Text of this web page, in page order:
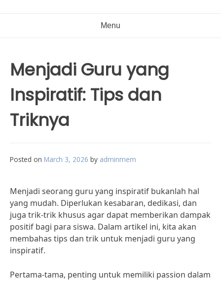
Menu
Menjadi Guru yang
Inspiratif: Tips dan
Triknya
Posted on March 3, 2026 by adminmem
Menjadi seorang guru yang inspiratif bukanlah hal
yang mudah. Diperlukan kesabaran, dedikasi, dan
juga trik-trik khusus agar dapat memberikan dampak
positif bagi para siswa. Dalam artikel ini, kita akan
membahas tips dan trik untuk menjadi guru yang
inspiratif.
Pertama-tama, penting untuk memiliki passion dalam